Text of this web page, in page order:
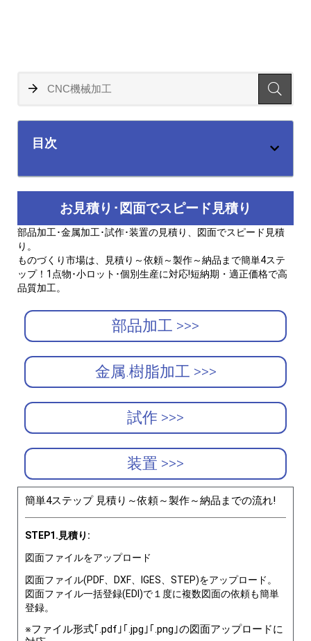
目次
お見積り･図面でスピード見積り
部品加工･金属加工･試作･装置の見積り、図面でスピード見積
り。
ものづくり市場は、見積り～依頼～製作～納品まで簡単4ステ
ップ！1点物･小ロット･個別生産に対応!短納期・適正価格で高
品質加工。
部品加工 >>>
金属.樹脂加工 >>>
試作 >>>
装置 >>>
簡単4ステップ 見積り～依頼～製作～納品までの流れ!
STEP1.見積り:
図面ファイルをアップロード
図面ファイル(PDF、DXF、IGES、STEP)をアップロード。
図面ファイル一括登録(EDI)で１度に複数図面の依頼も簡単
登録。
※ファイル形式｢.pdf｣｢.jpg｣｢.png｣の図面アップロードに